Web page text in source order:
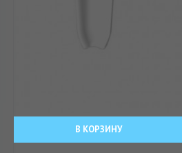
В КОРЗИНУ